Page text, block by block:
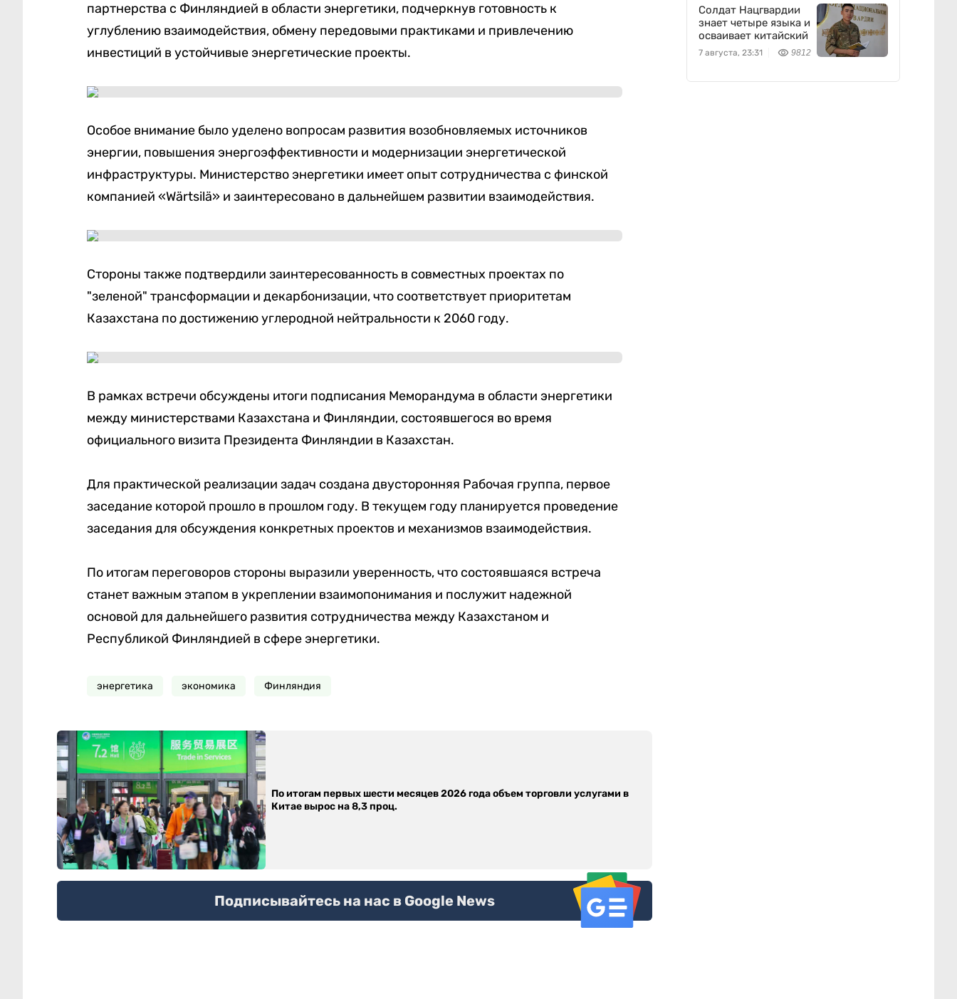
партнерства с Финляндией в области энергетики, подчеркнув готовность к
углублению взаимодействия, обмену передовыми практиками и привлечению
инвестиций в устойчивые энергетические проекты.
Особое внимание было уделено вопросам развития возобновляемых источников
энергии, повышения энергоэффективности и модернизации энергетической
инфраструктуры. Министерство энергетики имеет опыт сотрудничества с финской
компанией «Wärtsilä» и заинтересовано в дальнейшем развитии взаимодействия.
Стороны также подтвердили заинтересованность в совместных проектах по
"зеленой" трансформации и декарбонизации, что соответствует приоритетам
Казахстана по достижению углеродной нейтральности к 2060 году.
В рамках встречи обсуждены итоги подписания Меморандума в области энергетики
между министерствами Казахстана и Финляндии, состоявшегося во время
официального визита Президента Финляндии в Казахстан.
Для практической реализации задач создана двусторонняя Рабочая группа, первое
заседание которой прошло в прошлом году. В текущем году планируется проведение
заседания для обсуждения конкретных проектов и механизмов взаимодействия.
По итогам переговоров стороны выразили уверенность, что состоявшаяся встреча
станет важным этапом в укреплении взаимопонимания и послужит надежной
основой для дальнейшего развития сотрудничества между Казахстаном и
Республикой Финляндией в сфере энергетики.
энергетика экономика Финляндия
По итогам первых шести месяцев 2026 года объем торговли услугами в
Китае вырос на 8,3 проц.
Подписывайтесь на нас в Google News
Солдат Нацгвардии
знает четыре языка и
осваивает китайский
7 августа, 23:31 9812